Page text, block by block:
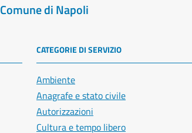
Comune di Napoli
CATEGORIE DI SERVIZIO
Ambiente
Anagrafe e stato civile
Autorizzazioni
Cultura e tempo libero